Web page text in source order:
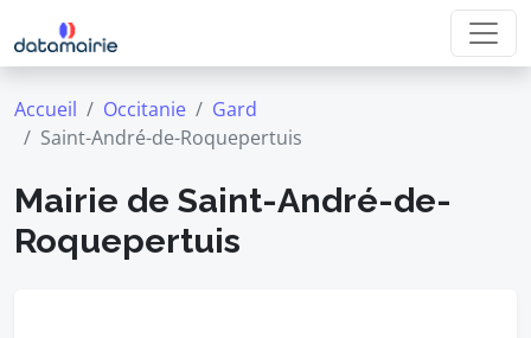
Accueil Occitanie
Gard
Saint-André-de-Roquepertuis
Mairie de Saint-André-de-
Roquepertuis